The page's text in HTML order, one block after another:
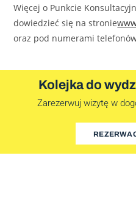
Więcej o Punkcie
dowiedzieć się na stronie
oraz pod numerami
Kolejka do
Zarezerwuj wizytę w